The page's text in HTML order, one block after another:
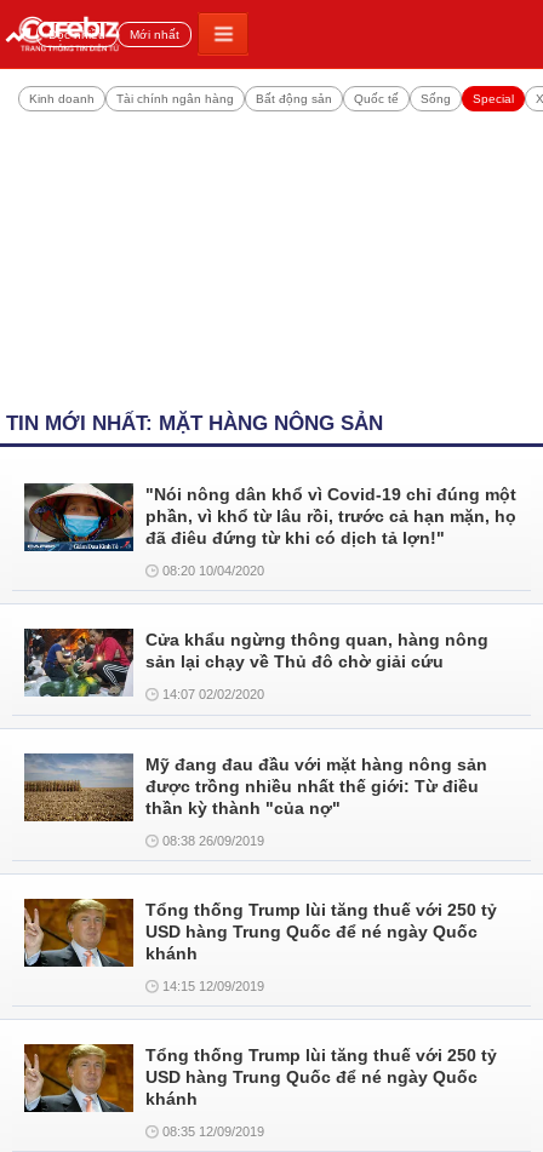
Đọc nhiều Mới nhất
Kinh doanh Tài chính ngân hàng Bất động sản Quốc tế Sống Special
TIN MỚI NHẤT: MẶT HÀNG NÔNG SẢN
"Nói nông dân khổ vì Covid-19 chỉ đúng một
phần, vì khổ từ lâu rồi, trước cả hạn mặn, họ
đã điêu đứng từ khi có dịch tả lợn!"
08:20 10/04/2020
Cửa khẩu ngừng thông quan, hàng nông
sản lại chạy về Thủ đô chờ giải cứu
14:07 02/02/2020
Mỹ đang đau đầu với mặt hàng nông sản
được trồng nhiều nhất thế giới: Từ điều
thần kỳ thành "của nợ"
08:38 26/09/2019
Tổng thống Trump lùi tăng thuế với 250 tỷ
USD hàng Trung Quốc để né ngày Quốc
khánh
14:15 12/09/2019
Tổng thống Trump lùi tăng thuế với 250 tỷ
USD hàng Trung Quốc để né ngày Quốc
khánh
08:35 12/09/2019